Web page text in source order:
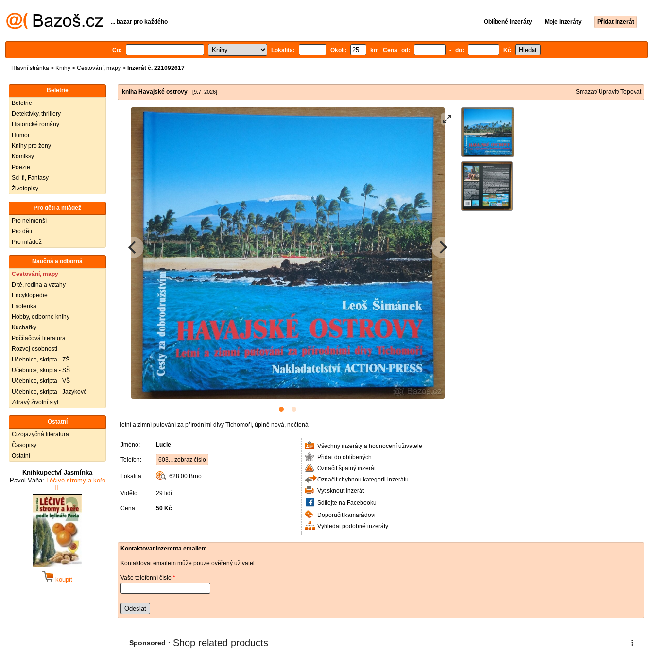
... bazar pro každého Oblíbené inzeráty Moje inzeráty Přidat inzerát
Co: Lokalita: Okolí: km Cena od: - do: Kč
Hlavní stránka > Knihy > Cestování, mapy > Inzerát č. 221092617
Beletrie
Beletrie
Detektivky, thrillery
Historické romány
Humor
Knihy pro ženy
Komiksy
Poezie
Sci-fi, Fantasy
Životopisy
Pro děti a mládež
Pro nejmenší
Pro děti
Pro mládež
Naučná a odborná
Cestování, mapy
Dítě, rodina a vztahy
Encyklopedie
Esoterika
Hobby, odborné knihy
Kuchařky
Počítačová literatura
Rozvoj osobnosti
Učebnice, skripta - ZŠ
Učebnice, skripta - SŠ
Učebnice, skripta - VŠ
Učebnice, skripta - Jazykové
Zdravý životní styl
Ostatní
Cizojazyčná literatura
Časopisy
Ostatní
Knihkupectví Jasmínka
Pavel Váňa: Léčivé stromy a keře
II.
koupit
kniha Havajské ostrovy - [9.7. 2026] Smazat/ Upravit/ Topovat
letní a zimní putování za přírodními divy Tichomoří, úplně nová, nečtená
Jméno: Lucie
Telefon: 603... zobraz číslo
Lokalita: 628 00 Brno
Vidělo: 29 lidí
Cena: 50 Kč
Všechny inzeráty a hodnocení uživatele
Přidat do oblíbených
Označit špatný inzerát
Označit chybnou kategorii inzerátu
Vytisknout inzerát
Sdílejte na Facebooku
Doporučit kamarádovi
Vyhledat podobné inzeráty
Kontaktovat inzerenta emailem
Kontaktovat emailem může pouze ověřený uživatel.
Vaše telefonní číslo *
Odeslat